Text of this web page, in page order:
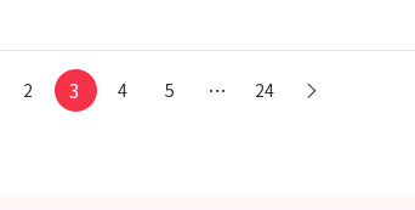
2 3 4 5 … 24